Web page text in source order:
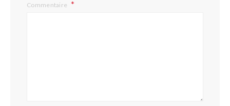
Commentaire